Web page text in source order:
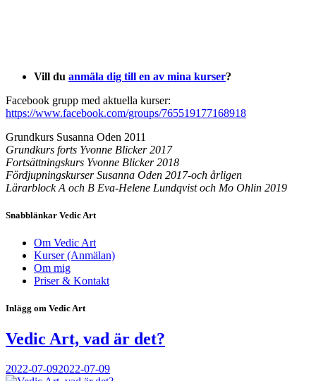
Vill du anmäla dig till en av mina kurser?
Facebook grupp med aktuella kurser:
https://www.facebook.com/groups/765519177168918
Grundkurs Susanna Oden 2011
Grundkurs forts Yvonne Blicker 2017
Fortsättningskurs Yvonne Blicker 2018
Fördjupningskurser Susanna Oden 2017-och årligen
Lärarblock A och B Eva-Helene Lundqvist och Mo Ohlin 2019
Snabblänkar Vedic Art
Om Vedic Art
Kurser (Anmälan)
Om mig
Priser & Kontakt
Inlägg om Vedic Art
Vedic Art, vad är det?
2022-07-092022-07-09